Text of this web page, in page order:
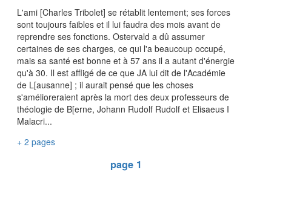
L'ami [Charles Tribolet] se rétablit lentement; ses forces
sont toujours faibles et il lui faudra des mois avant de
reprendre ses fonctions. Ostervald a dû assumer
certaines de ses charges, ce qui l'a beaucoup occupé,
mais sa santé est bonne et à 57 ans il a autant d'énergie
qu'à 30. Il est affligé de ce que JA lui dit de l'Académie
de L[ausanne] ; il aurait pensé que les choses
s'amélioreraient après la mort des deux professeurs de
théologie de B[erne, Johann Rudolf Rudolf et Elisaeus I
Malacri...
+ 2 pages
page 1